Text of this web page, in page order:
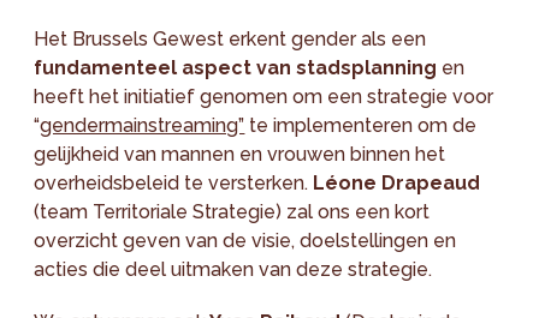
Het Brussels Gewest erkent gender als een
fundamenteel aspect van stadsplanning en
heeft het initiatief genomen om een strategie voor
“gendermainstreaming” te implementeren om de
gelijkheid van mannen en vrouwen binnen het
overheidsbeleid te versterken. Léone Drapeaud
(team Territoriale Strategie) zal ons een kort
overzicht geven van de visie, doelstellingen en
acties die deel uitmaken van deze strategie.